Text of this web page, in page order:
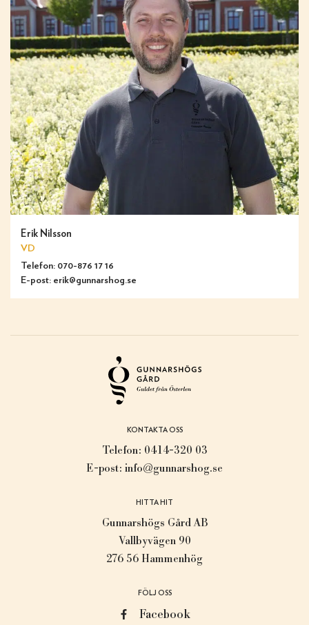
Erik Nilsson
VD
Telefon:070-876 17 16
E-post:erik@gunnarshog.se
KONTAKTA OSS
Telefon: 0414-320 03
E-post: info@gunnarshog.se
HITTA HIT
Gunnarshögs Gård AB
Vallbyvägen 90
276 56 Hammenhög
FÖLJ OSS
Facebook